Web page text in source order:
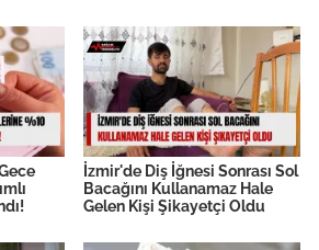
İzmir'de Diş İğnesi Sonrası Sol
Bacağını Kullanamaz Hale
Gelen Kişi Şikayetçi Oldu